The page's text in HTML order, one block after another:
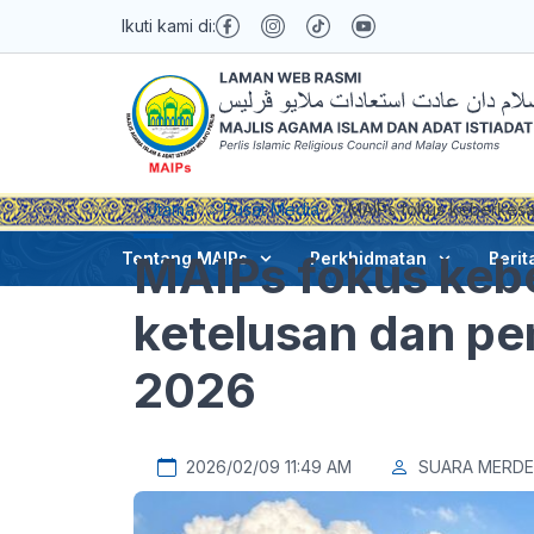
Ikuti kami di:
Tentang MAIPs Perkhidmatan
Utama Pusat Media MAIPs fokus
MAIPs fokus
ketelusan dan
2026
2026/02/09 11:49 AM SUARA